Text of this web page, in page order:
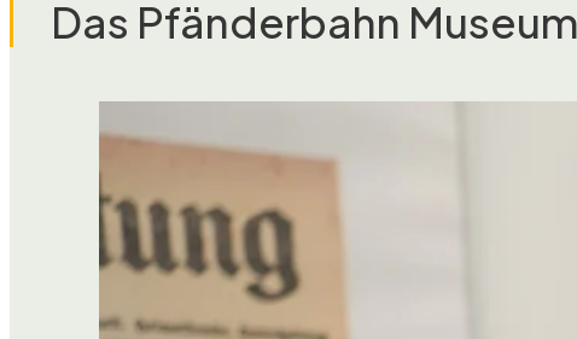
Das Pfänderbahn